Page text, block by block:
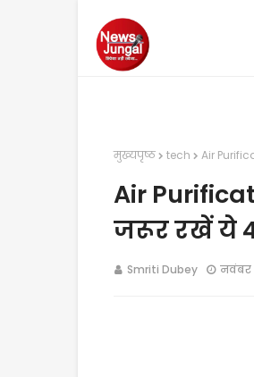
मुख्यपृष्ठ tech Air
Air
जरूर रखें ये 4
Smriti Dubey नवंबर